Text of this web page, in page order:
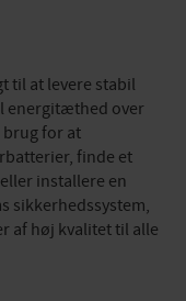
til at levere stabil
energitæthed over
for at
finde et
installere en
sikkerhedssystem,
af høj kvalitet til alle